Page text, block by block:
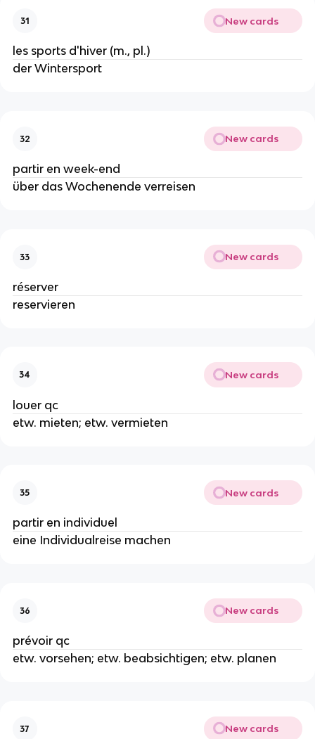
31 New cards
les sports d'hiver (m., pl.)
der Wintersport
32 New cards
partir en week-end
über das Wochenende verreisen
33 New cards
réserver
reservieren
34 New cards
louer qc
etw. mieten; etw. vermieten
35 New cards
partir en individuel
eine Individualreise machen
36 New cards
prévoir qc
etw. vorsehen; etw. beabsichtigen; etw. planen
37 New cards